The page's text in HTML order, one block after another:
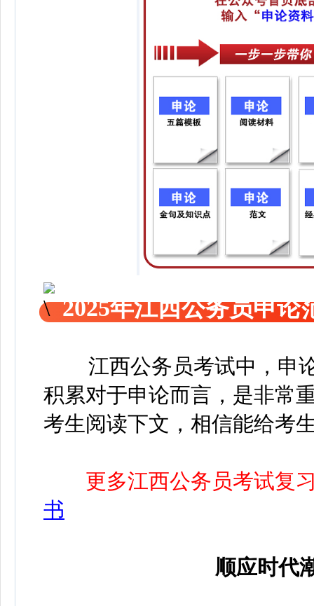
2025年江西公务员申论
江西公务员考试中，申论
积累对于申论而言，是非常
考生阅读下文，相信能给考
更多江西公务员考试复
书
顺应时代